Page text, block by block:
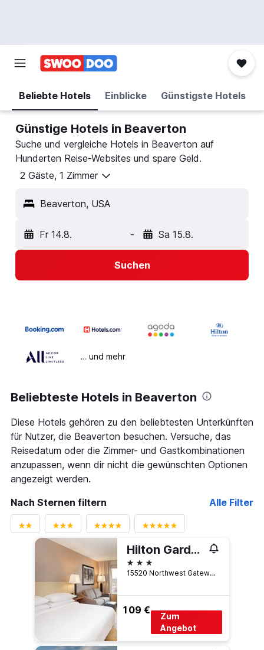
Beliebte Hotels Einblicke Günstigste Hotels
Günstige Hotels in Beaverton
Suche und vergleiche Hotels in Beaverton auf
Hunderten Reise-Websites und spare Geld.
2 Gäste, 1 Zimmer
Beaverton, USA
Fr 14.8. - Sa 15.8.
Suchen
… und mehr
Beliebteste Hotels in Beaverton
Diese Hotels gehören zu den beliebtesten Unterkünften
für Nutzer, die Beaverton besuchen. Versuche, das
Reisedatum oder die Zimmer- und Gastkombinationen
anzupassen, wenn dir nicht die gewünschten Optionen
angezeigt werden.
Nach Sternen filtern
Alle Filter
Hilton Garden Inn Portland/Beaverton
3 Sterne
15520 Northwest Gateway Court, Beaverton, OR, USA
109 €
Zum
Angebot